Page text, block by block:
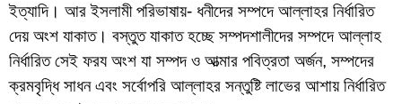
ইত্যাদি। আর ইসলামী পরিভাষায়- ধনীদের সম্পদে আল্লাহর নির্ধারিত
দেয় অংশ যাকাত। বস্তুত যাকাত হচ্ছে সম্পদশালীদের সম্পদে আল্লাহ
নির্ধারিত সেই ফরয অংশ যা সম্পদ ও আত্মার পবিত্রতা অর্জন, সম্পদের
ক্রমবৃদ্ধি সাধন এবং সর্বোপরি আল্লাহর সন্তুষ্টি লাভের আশায় নির্ধারিত